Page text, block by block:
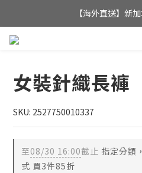
全店滿$350，即可
【海外直送】新
女裝針織長褲
SKU: 2527750010337
至08/30 16:00截止 指定分類
式 買3件85折